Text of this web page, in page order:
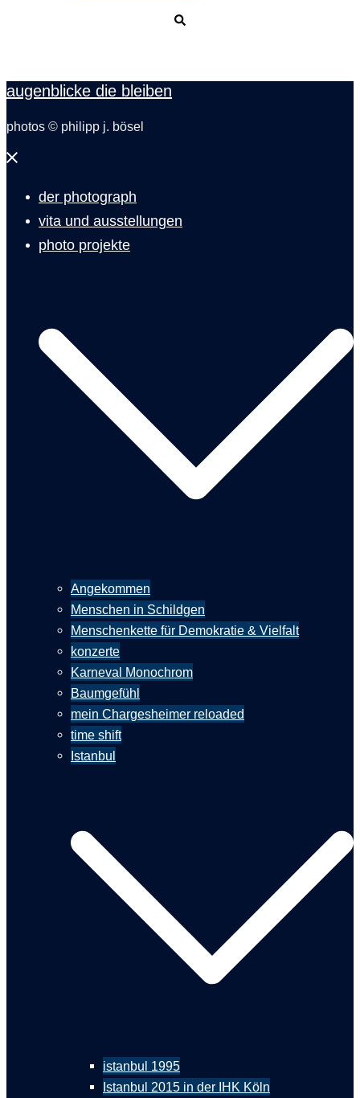
augenblicke die bleiben
photos © philipp j. bösel
Menü
der photograph
vita und ausstellungen
photo projekte
Angekommen
Menschen in Schildgen
Menschenkette für Demokratie & Vielfalt
konzerte
Karneval Monochrom
Baumgefühl
mein Chargesheimer reloaded
time shift
Istanbul
istanbul 1995
Istanbul 2015 in der IHK Köln